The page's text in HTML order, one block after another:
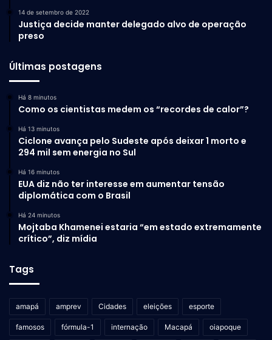
14 de setembro de 2022
Justiça decide manter delegado alvo de operação
preso
Últimas postagens
Há 8 minutos
Como os cientistas medem os “recordes de calor”?
Há 13 minutos
Ciclone avança pelo Sudeste após deixar 1 morto e
294 mil sem energia no Sul
Há 16 minutos
EUA diz não ter interesse em aumentar tensão
diplomática com o Brasil
Há 24 minutos
Mojtaba Khamenei estaria “em estado extremamente
crítico”, diz mídia
Tags
amapá amprev Cidades eleições esporte
famosos fórmula-1 internação Macapá oiapoque